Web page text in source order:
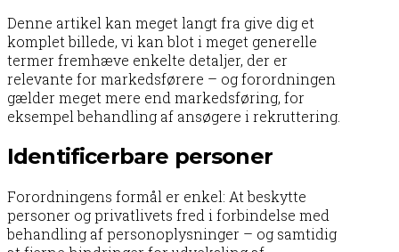
Denne artikel kan meget langt fra give dig et
komplet billede, vi kan blot i meget generelle
termer fremhæve enkelte detaljer, der er
relevante for markedsførere – og forordningen
gælder meget mere end markedsføring, for
eksempel behandling af ansøgere i rekruttering.
Identificerbare personer
Forordningens formål er enkel: At beskytte
personer og privatlivets fred i forbindelse med
behandling af personoplysninger – og samtidig